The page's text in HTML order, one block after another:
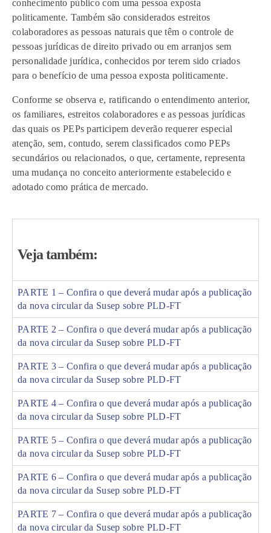
conhecimento público com uma pessoa exposta
politicamente. Também são considerados estreitos
colaboradores as pessoas naturais que têm o controle de
pessoas jurídicas de direito privado ou em arranjos sem
personalidade jurídica, conhecidos por terem sido criados
para o benefício de uma pessoa exposta politicamente.
Conforme se observa e, ratificando o entendimento anterior,
os familiares, estreitos colaboradores e as pessoas jurídicas
das quais os PEPs participem deverão requerer especial
atenção, sem, contudo, serem classificados como PEPs
secundários ou relacionados, o que, certamente, representa
uma mudança no conceito anteriormente estabelecido e
adotado como prática de mercado.
Veja também:
PARTE 1 – Confira o que deverá mudar após a publicação
da nova circular da Susep sobre PLD-FT
PARTE 2 – Confira o que deverá mudar após a publicação
da nova circular da Susep sobre PLD-FT
PARTE 3 – Confira o que deverá mudar após a publicação
da nova circular da Susep sobre PLD-FT
PARTE 4 – Confira o que deverá mudar após a publicação
da nova circular da Susep sobre PLD-FT
PARTE 5 – Confira o que deverá mudar após a publicação
da nova circular da Susep sobre PLD-FT
PARTE 6 – Confira o que deverá mudar após a publicação
da nova circular da Susep sobre PLD-FT
PARTE 7 – Confira o que deverá mudar após a publicação
da nova circular da Susep sobre PLD-FT